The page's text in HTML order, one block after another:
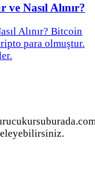
Nasıl Alınır?
Alınır? Bitcoin
para olmuştur.